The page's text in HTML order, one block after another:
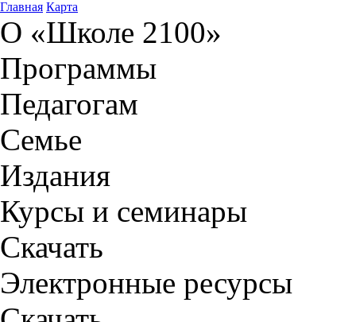
Главная Карта
О «Школе 2100»
Программы
Педагогам
Семье
Издания
Курсы и семинары
Скачать
Электронные ресурсы